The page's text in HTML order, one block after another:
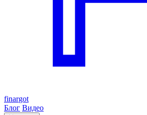
finargot
Блог Видео